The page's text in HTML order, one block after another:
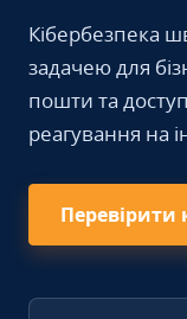
Кібербезпека
задачею для
пошти та
реагування на
Перевірити